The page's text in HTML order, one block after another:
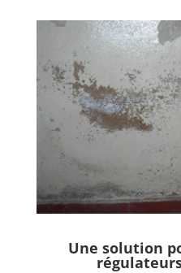
Une solution